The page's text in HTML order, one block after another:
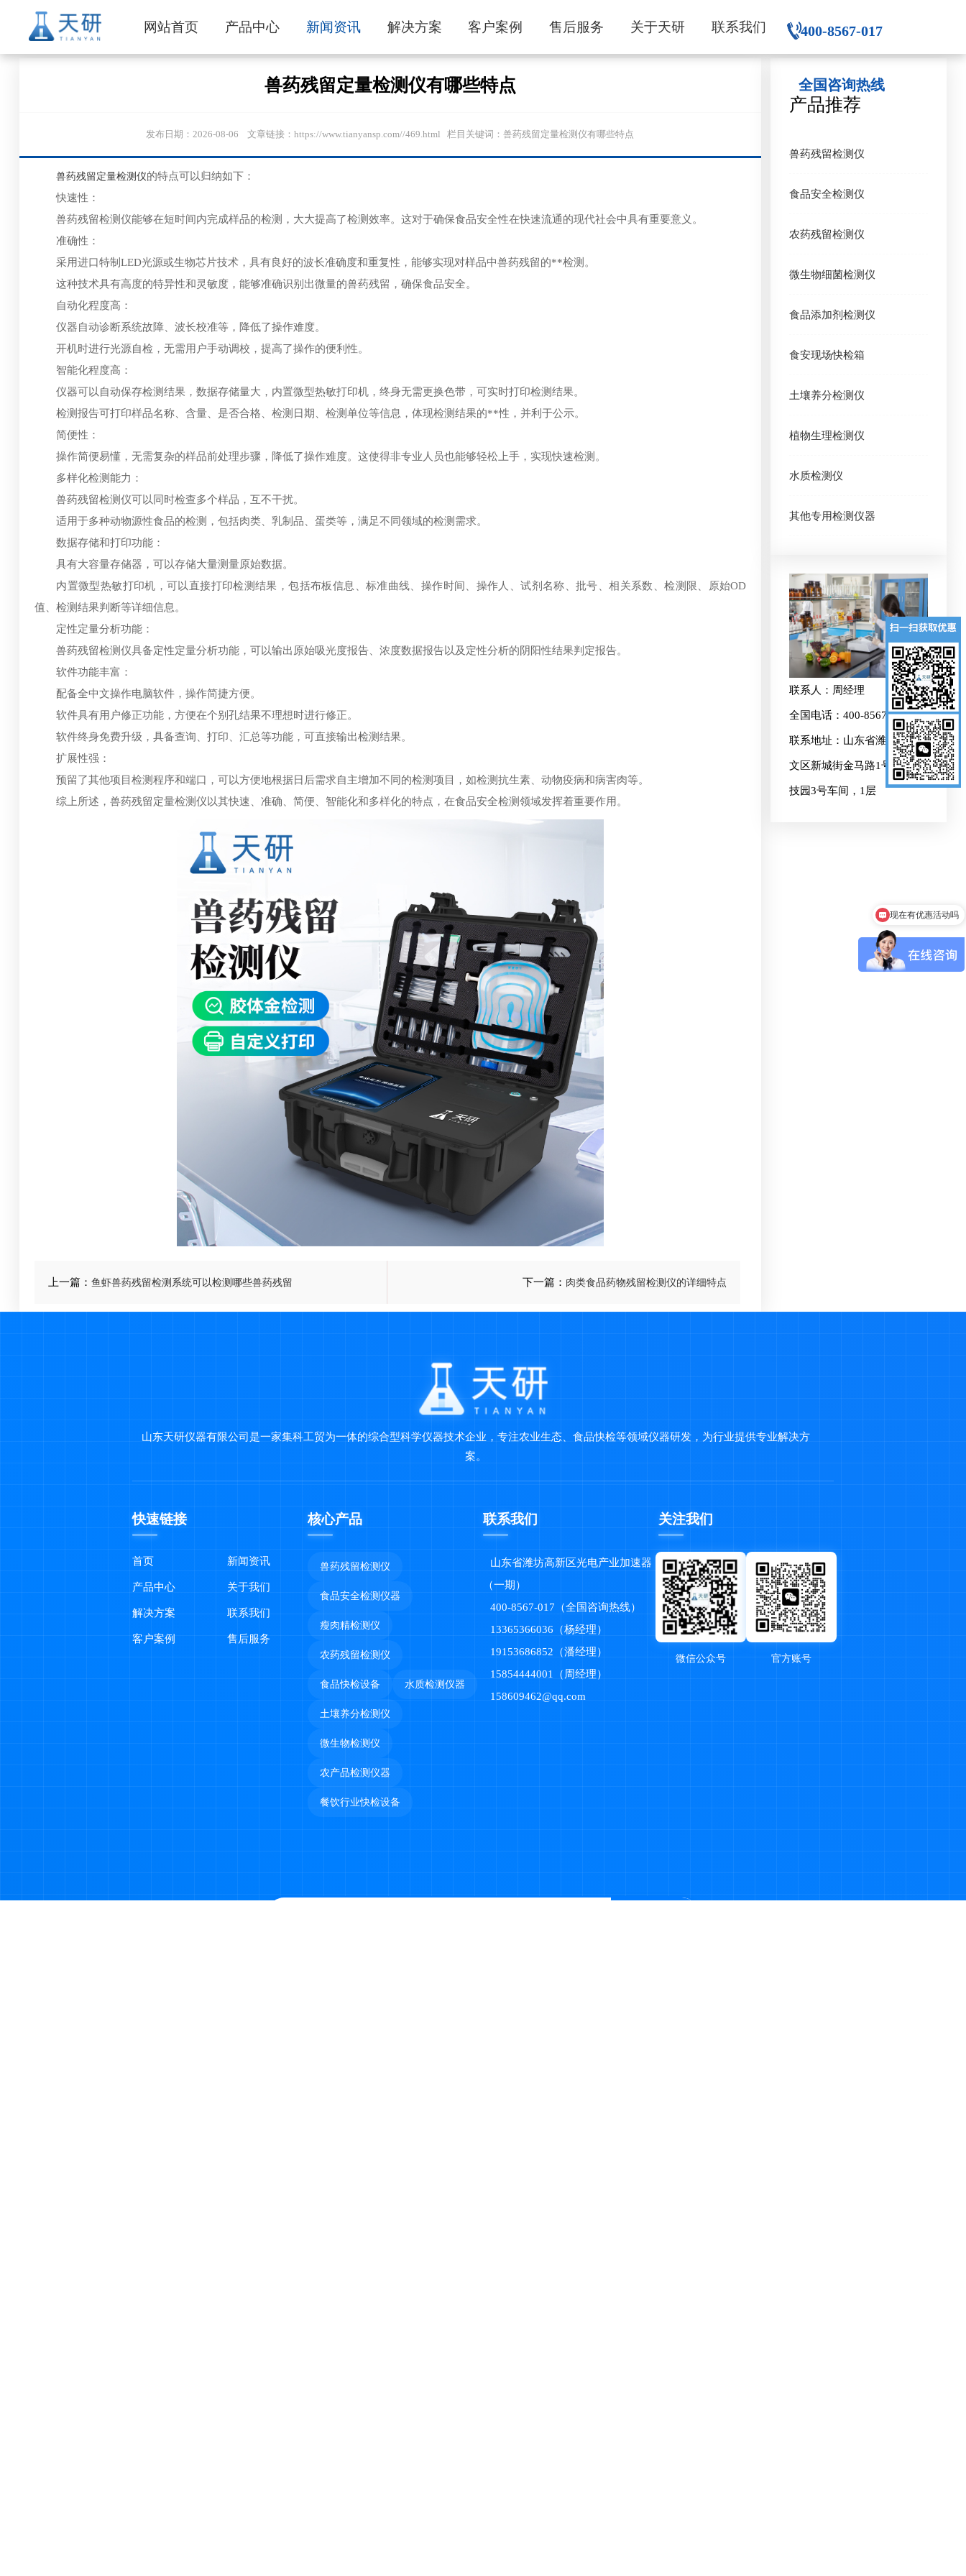
网站首页 产品中心 新闻资讯 解决方案 客户案例 售后服务 关于天研 联系我们 400-8567-017
全国咨询热线
兽药残留定量检测仪有哪些特点
发布日期：2026-08-06 文章链接：https://www.tianyansp.com//469.html 栏目关键词：兽药残留定量检测仪有哪些特点
兽药残留定量检测仪的特点可以归纳如下：
快速性：
兽药残留检测仪能够在短时间内完成样品的检测，大大提高了检测效率。这对于确保食品安全性在快速流通的现代社会中具有重要意义。
准确性：
采用进口特制LED光源或生物芯片技术，具有良好的波长准确度和重复性，能够实现对样品中兽药残留的**检测。
这种技术具有高度的特异性和灵敏度，能够准确识别出微量的兽药残留，确保食品安全。
自动化程度高：
仪器自动诊断系统故障、波长校准等，降低了操作难度。
开机时进行光源自检，无需用户手动调校，提高了操作的便利性。
智能化程度高：
仪器可以自动保存检测结果，数据存储量大，内置微型热敏打印机，终身无需更换色带，可实时打印检测结果。
检测报告可打印样品名称、含量、是否合格、检测日期、检测单位等信息，体现检测结果的**性，并利于公示。
简便性：
操作简便易懂，无需复杂的样品前处理步骤，降低了操作难度。这使得非专业人员也能够轻松上手，实现快速检测。
多样化检测能力：
兽药残留检测仪可以同时检查多个样品，互不干扰。
适用于多种动物源性食品的检测，包括肉类、乳制品、蛋类等，满足不同领域的检测需求。
数据存储和打印功能：
具有大容量存储器，可以存储大量测量原始数据。
内置微型热敏打印机，可以直接打印检测结果，包括布板信息、标准曲线、操作时间、操作人、试剂名称、批号、相关系数、检测限、原始OD
值、检测结果判断等详细信息。
定性定量分析功能：
兽药残留检测仪具备定性定量分析功能，可以输出原始吸光度报告、浓度数据报告以及定性分析的阴阳性结果判定报告。
软件功能丰富：
配备全中文操作电脑软件，操作简捷方便。
软件具有用户修正功能，方便在个别孔结果不理想时进行修正。
软件终身免费升级，具备查询、打印、汇总等功能，可直接输出检测结果。
扩展性强：
预留了其他项目检测程序和端口，可以方便地根据日后需求自主增加不同的检测项目，如检测抗生素、动物疫病和病害肉等。
综上所述，兽药残留定量检测仪以其快速、准确、简便、智能化和多样化的特点，在食品安全检测领域发挥着重要作用。
上一篇：鱼虾兽药残留检测系统可以检测哪些兽药残留 下一篇： 肉类食品药物残留检测仪的详细特点
产品推荐
兽药残留检测仪
食品安全检测仪
农药残留检测仪
微生物细菌检测仪
食品添加剂检测仪
食安现场快检箱
土壤养分检测仪
植物生理检测仪
水质检测仪
其他专用检测仪器
联系人：周经理
全国电话：400-8567-017
联系地址：山东省潍坊市奎
文区新城街金马路1号欧龙科
技园3号车间，1层
山东天研仪器有限公司是一家集科工贸为一体的综合型科学仪器技术企业，专注农业生态、食品快检等领域仪器研发，为行业提供专业解决方
案。
快速链接
首页
产品中心
解决方案
客户案例
新闻资讯
关于我们
联系我们
售后服务
核心产品
兽药残留检测仪
食品安全检测仪器
瘦肉精检测仪
农药残留检测仪
食品快检设备 水质检测仪器
土壤养分检测仪
微生物检测仪
农产品检测仪器
餐饮行业快检设备
联系我们
山东省潍坊高新区光电产业加速器
（一期）
400-8567-017（全国咨询热线）
13365366036（杨经理）
19153686852（潘经理）
15854444001（周经理）
158609462@qq.com
关注我们
微信公众号 官方账号
现在有优惠活动吗